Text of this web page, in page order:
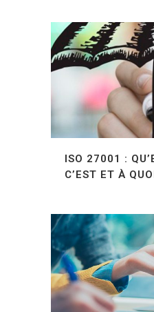
ISO 27001 :
C’EST ET À